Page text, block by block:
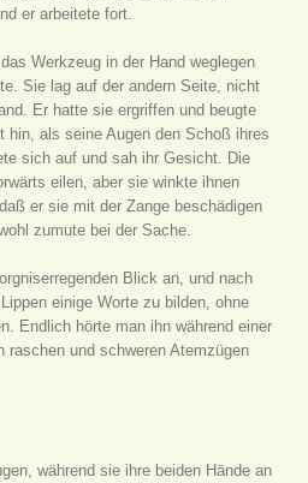
er arbeitete fort.
Werkzeug in der Hand weglegen
Sie lag auf der andern Seite, nicht
Er hatte sie ergriffen und beugte
hin, als seine Augen den Schoß ihres
sich auf und sah ihr Gesicht. Die
eilen, aber sie winkte ihnen
er sie mit der Zange beschädigen
zumute bei der Sache.
Blick an, und nach
einige Worte zu bilden, ohne
Endlich hörte man ihn während einer
raschen und schweren Atemzügen
während sie ihre beiden Hände an